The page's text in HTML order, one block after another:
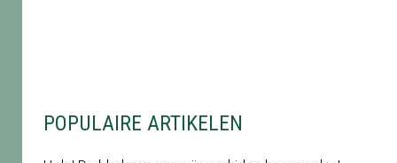
POPULAIRE ARTIKELEN